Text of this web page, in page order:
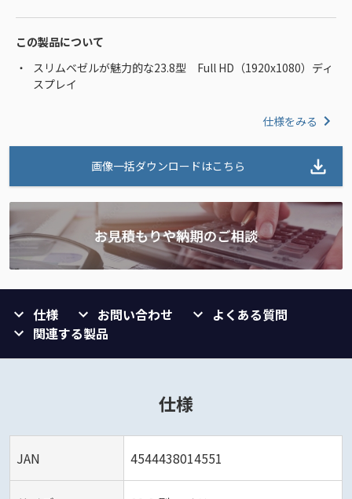
この製品について
スリムベゼルが魅力的な23.8型 Full HD（1920x1080）ディ
スプレイ
仕様をみる
画像一括ダウンロードはこちら
仕様 お問い合わせ
よくある質問
関連する製品
仕様
JAN 4544438014551